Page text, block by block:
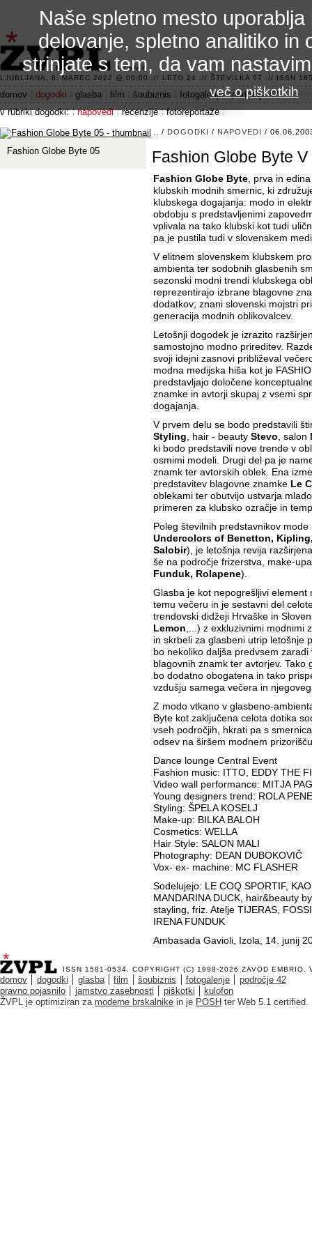
3.2 alfa R
LJUBLJANA, 8. MAREC 2022 @ 00:00 :// LETO 24 :// ŠTEVILKA 67 :// ISSN
domov dogodki glasba film šoubiznis fotogalerije
področje 42
v rubriki dogodki:
napovedi recenzije fotoreportaže
/ DOGODKI / NAPOVEDI /
Fashion Globe Byte V
Fashion Globe Byte, prva in
klubskih modnih smernic, ki
klubskega dogajanja: modo in
obdobju s predstavljenimi
vplivala na tako klubski kot tudi
pa je pustila tudi v slovenskem
V elitnem slovenskem klubskem
ambienta ter sodobnih glasbenih
sezonski modni trendi klubskega
reprezentirajo izbrane blagovne
dodatkov; znani slovenski mojstri
generacija modnih oblikovalcev.
Letošnji dogodek je izrazito
samostojno modno prireditev.
svoji idejni zasnovi približeval
modna medijska hiša kot je
predstavljajo določene
znamke in avtorji skupaj z vsemi
dogajanja.
V prvem delu se bodo predstavili
Styling, hair - beauty Stevo, salon
ki bodo predstavili nove trende v
osmimi modeli. Drugi del pa je
znamk ter avtorskih oblek. Ena
predstavitev blagovne znamke Le
oblekami ter obutvijo ustvarja
primeren za klubsko ozračje in
Poleg številnih predstavnikov mode
Undercolors of Benetton,
Salobir), je letošnja revija
še na področje frizerstva, make-
Funduk, Rolapene).
Glasba je kot nepogrešljivi element
temu večeru in je sestavni del
trendovski didžeji Hrvaške in
Lemon,...) z exkluzivnimi modnimi
in skrbeli za glasbeni utrip letošnje
bo nekoliko daljša predvsem
blagovnih znamk ter avtorjev.
bo dodatno obogatena in tako
vzdušju samega večera in
Z modo vtkano v glasbeno-
Byte kot zaključena celota dotika
vseh področjih, hkrati pa s
odsev na širšem modnem prizorišču
Dance lounge Central Event
Fashion music: ITTO, EDDY THE
Video wall performance: MITJA
Young designers trend: ROLA
Styling: ŠPELA KOSELJ
Make-up: BILKA BALOH
Cosmetics: WELLA
Hair Style: SALON MALI
Photography: DEAN DUBOKOVIČ
Vox- ex- machine: MC FLASHER
Sodelujejo: LE COQ SPORTIF,
MANDARINA DUCK, hair&beauty
stayling, friz. Atelje TIJERAS,
IRENA FUNDUK
Ambasada Gavioli, Izola, 14. junij
Fashion Globe Byte 05
ISSN 1581-0534. COPYRIGHT (C) 1998-2026 ZAVOD EMBRIO .
domov dogodki glasba film šoubiznis fotogalerije
področje 42
pravno pojasnilo
jamstvo zasebnosti piškotki
kulofon
ŽVPL je optimiziran za moderne brskalnike in je POSH ter Web 5.1 certified.
Naše spletno mesto
delovanje, spletno analitiko in
strinjate s tem, da vam
več o piškotkih